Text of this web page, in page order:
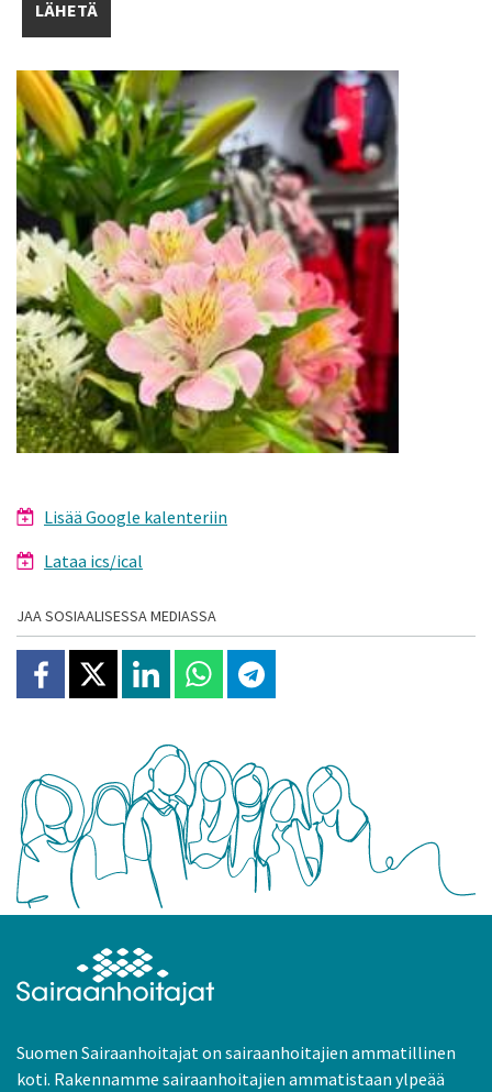
Lisää Google kalenteriin
Lataa ics/ical
JAA SOSIAALISESSA MEDIASSA
Jaa Facebookissa
Jaa X:ssäJaa Linkedinissä
Jaa Whatsappissa
Jaa Telegramissa
Suomen Sairaanhoitajat on sairaanhoitajien ammatillinen
koti. Rakennamme sairaanhoitajien ammatistaan ylpeää